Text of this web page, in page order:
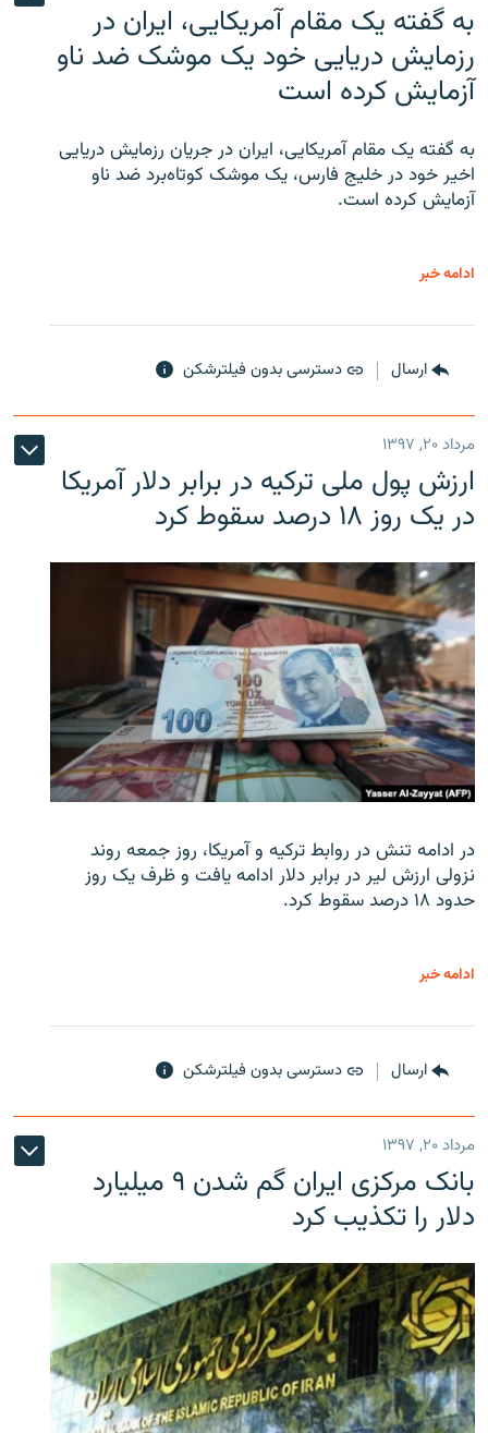
به گفته یک مقام آمریکایی، ایران در
رزمایش دریایی خود یک موشک ضد ناو
آزمایش کرده است
به گفته یک مقام آمریکایی، ایران در جریان رزمایش دریایی
اخیر خود در خلیج فارس، یک موشک کوتاه‌برد ضد ناو
آزمایش کرده است.
ادامه خبر
ارسال دسترسی بدون فیلترشکن
مرداد ۲۰, ۱۳۹۷
ارزش پول ملی ترکیه در برابر دلار آمریکا
در یک روز ۱۸ درصد سقوط کرد
در ادامه تنش در روابط ترکیه و آمریکا، روز جمعه روند
نزولی ارزش لیر در برابر دلار ادامه یافت و ظرف یک روز
حدود ۱۸ درصد سقوط کرد.
ادامه خبر
ارسال دسترسی بدون فیلترشکن
مرداد ۲۰, ۱۳۹۷
بانک مرکزی ایران گم شدن ۹ میلیارد
دلار را تکذیب کرد